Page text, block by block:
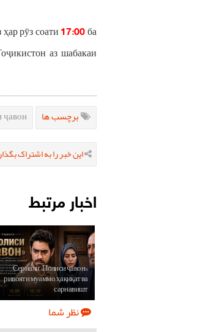
рӯз соати17:00ба
аз шабакаи
برچسب ها
این خبر را به اشتراک
اخبار مرتبط
Сериали «Полиси ҷавон»;
ривояти муаммо, ҳақиқат ва
сарнавишт
نظر شما